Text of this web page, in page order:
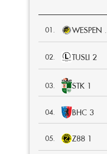
01. WESPEN ...
02. TUSLI 2
03. STK 1
04. BHC 3
05. Z88 1